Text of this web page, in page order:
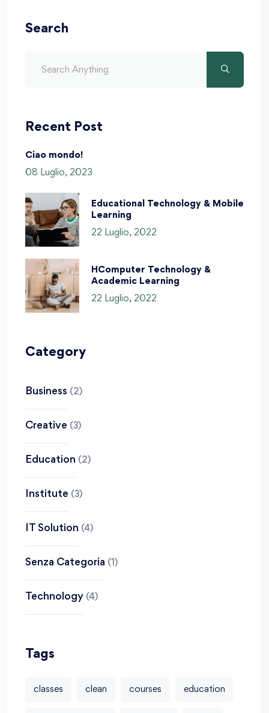
Search
Recent Post
Ciao mondo!
08 Luglio, 2023
Educational Technology & Mobile
Learning
22 Luglio, 2022
HComputer Technology &
Academic Learning
22 Luglio, 2022
Category
Business (2)
Creative (3)
Education (2)
Institute (3)
IT Solution (4)
Senza Categoria (1)
Technology (4)
Tags
classes clean courses education